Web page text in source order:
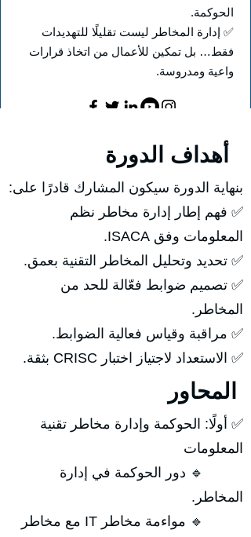
الحوكمة.
✅ إدارة المخاطر ليست تقليلًا للتهديدات
فقط… بل تمكين للأعمال من اتخاذ قرارات
واعية ومدروسة.
بنهاية الدورة سيكون المشارك قادرًا على:
✅ فهم إطار إدارة مخاطر نظم
المعلومات وفق ISACA.
✅ تحديد وتحليل المخاطر التقنية بعمق.
✅ تصميم ضوابط فعّالة للحد من
المخاطر.
✅ مراقبة وقياس فعالية الضوابط.
✅ الاستعداد لاجتياز اختبار CRISC بثقة.
✅ أولًا: الحوكمة وإدارة مخاطر تقنية
المعلومات
🔹 دور الحوكمة في إدارة
المخاطر.
🔹 مواءمة مخاطر IT مع مخاطر